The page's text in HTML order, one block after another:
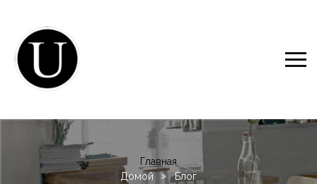
Главная
Домой
Блог